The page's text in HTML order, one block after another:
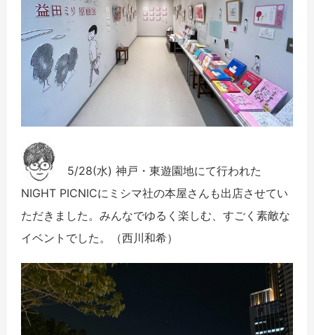
5/28(水) 神戸・東遊園地にて行われた
NIGHT PICNICにミシマ社の本屋さんも出店させてい
ただきました。みんなでゆるく楽しむ、すごく素敵な
イベントでした。（西川和希）